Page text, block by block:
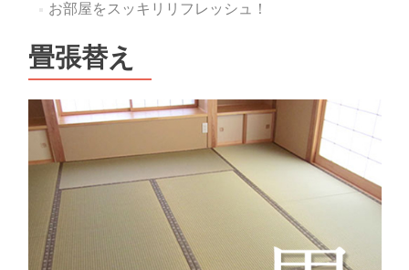
お部屋をスッキリリフレッシュ！
畳張替え